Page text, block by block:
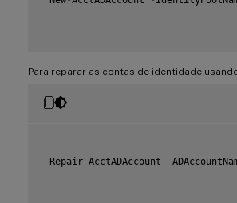
Para reparar as contas de identidade
Repair-AcctADAccount -